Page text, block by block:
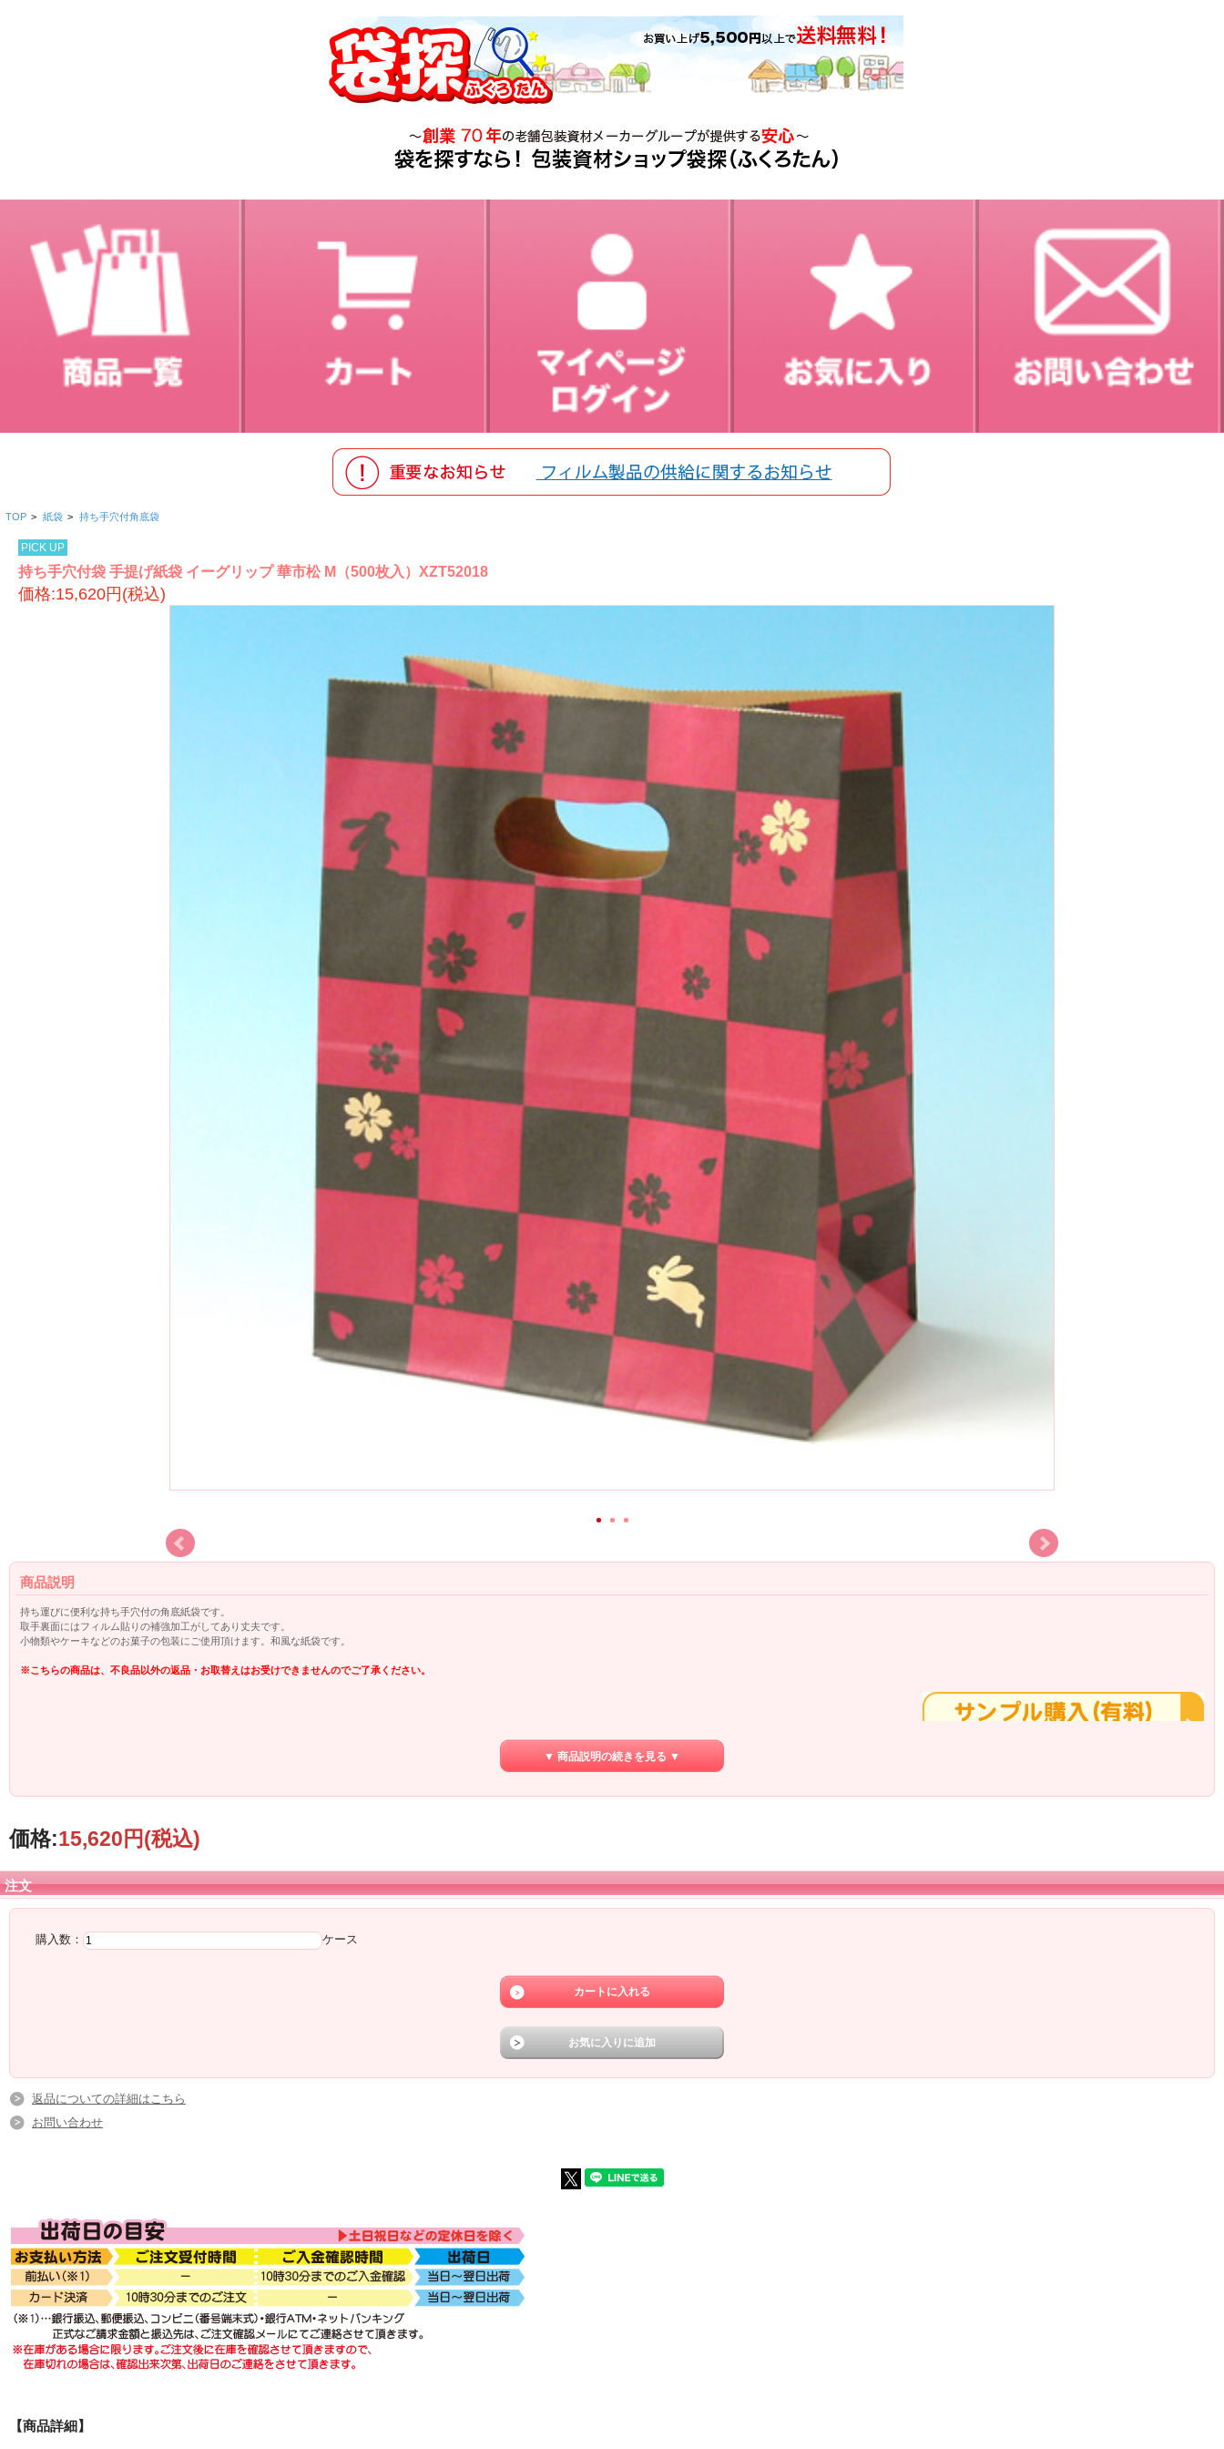
TOP > 紙袋 > 持ち手穴付角底袋
PICK UP
持ち手穴付袋 手提げ紙袋 イーグリップ 華市松 M（500枚入）XZT52018
価格:15,620円(税込)
商品説明
持ち運びに便利な持ち手穴付の角底紙袋です。
取手裏面にはフィルム貼りの補強加工がしてあり丈夫です。
小物類やケーキなどのお菓子の包装にご使用頂けます。和風な紙袋です。
※こちらの商品は、不良品以外の返品・お取替えはお受けできませんのでご了承ください。
▼ 商品説明の続きを見る ▼
価格:15,620円(税込)
注文
購入数： ケース
返品についての詳細はこちら
お問い合わせ
【商品詳細】